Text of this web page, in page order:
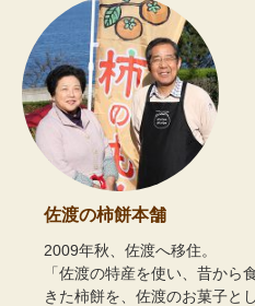
佐渡の柿餅本舗
2009年秋、佐渡へ移住。
「佐渡の特産を使い、昔から
きた柿餅を、佐渡のお菓子と